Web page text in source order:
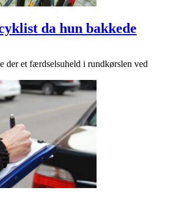
da hun bakkede
der et færdselsuheld i rundkørslen ved